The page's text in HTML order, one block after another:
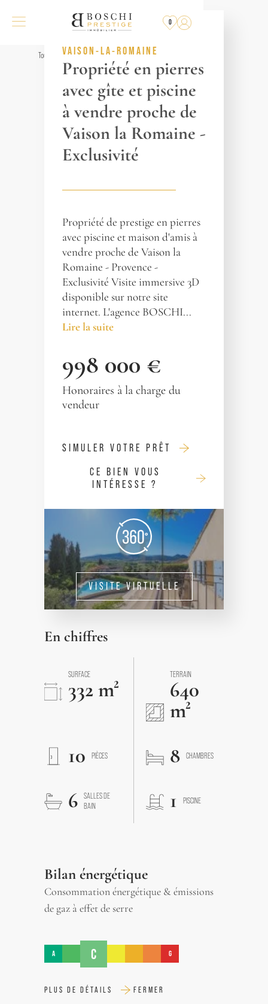
0
Tous les biensVAISON-LA-ROMAINE
Propriété en pierres
avec gîte et piscine
à vendre proche de
Vaison la Romaine -
Exclusivité
Propriété de prestige en pierres
avec piscine et maison d'amis à
vendre proche de Vaison la
Romaine - Provence -
Exclusivité Visite immersive 3D
disponible sur notre site
internet. L'agence BOSCHI...
Lire la suite
998 000 €
Honoraires à la charge du
vendeur
SIMULER VOTRE PRÊT
CE BIEN VOUS
INTÉRESSE ?
VISITE VIRTUELLE
En chiffres
SURFACE
332 m²
TERRAIN
640
m²
10
PIÈCES 8 CHAMBRES
6
SALLES DE
BAIN
1 PISCINE
Bilan énergétique
Consommation énergétique & émissions
de gaz à effet de serre
A C G
PLUS DE DÉTAILS FERMER